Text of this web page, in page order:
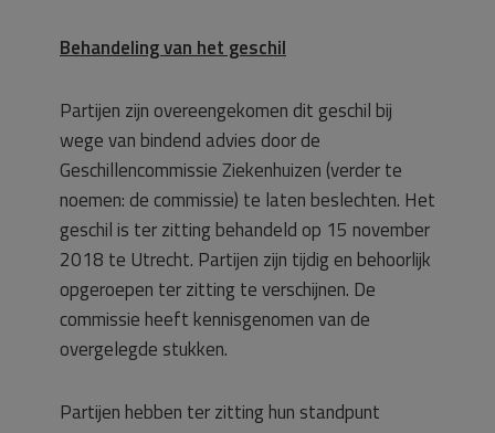
Behandeling van het geschil
Partijen zijn overeengekomen dit geschil bij
wege van bindend advies door de
Geschillencommissie Ziekenhuizen (verder te
noemen: de commissie) te laten beslechten. Het
geschil is ter zitting behandeld op 15 november
2018 te Utrecht. Partijen zijn tijdig en behoorlijk
opgeroepen ter zitting te verschijnen. De
commissie heeft kennisgenomen van de
overgelegde stukken.
Partijen hebben ter zitting hun standpunt